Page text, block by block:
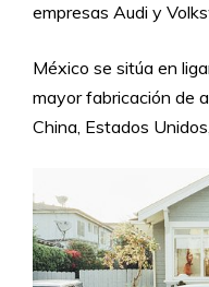
empresas Audi y
México se sitúa en
mayor fabricación de
China, Estados